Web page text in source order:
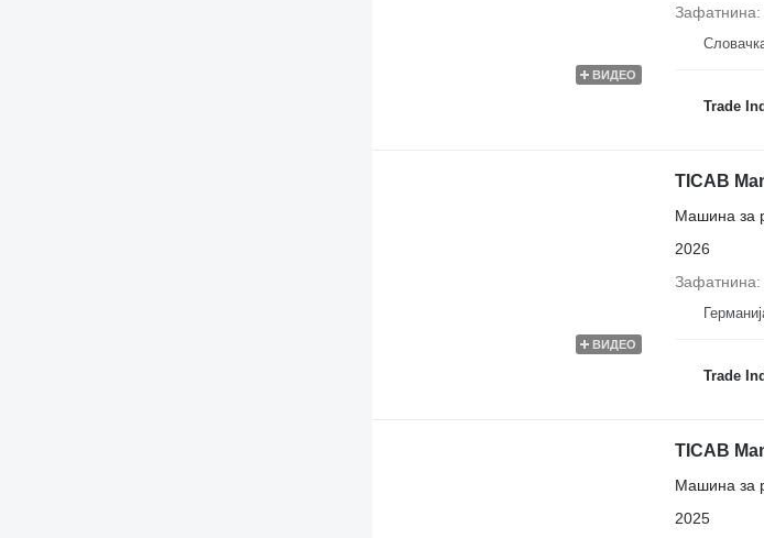
ВИДЕО
Зафатнина
Trade
ВИДЕО
TICAB
Машина за
2026
Зафатнина
Trade
TICAB
Машина за
2025